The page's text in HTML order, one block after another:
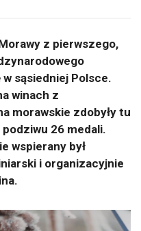
z pierwszego,
sąsiedniej Polsce.
winach z
morawskie zdobyły tu
26 medali.
wspierany był
i organizacyjnie